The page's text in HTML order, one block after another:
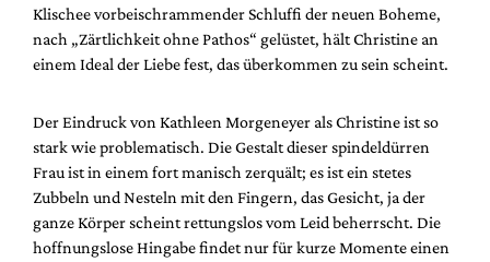
Klischee vorbeischrammender Schluffi der neuen Boheme,
nach „Zärtlichkeit ohne Pathos“ gelüstet, hält Christine an
einem Ideal der Liebe fest, das überkommen zu sein scheint.
Der Eindruck von Kathleen Morgeneyer als Christine ist so
stark wie problematisch. Die Gestalt dieser spindeldürren
Frau ist in einem fort manisch zerquält; es ist ein stetes
Zubbeln und Nesteln mit den Fingern, das Gesicht, ja der
ganze Körper scheint rettungslos vom Leid beherrscht. Die
hoffnungslose Hingabe findet nur für kurze Momente einen